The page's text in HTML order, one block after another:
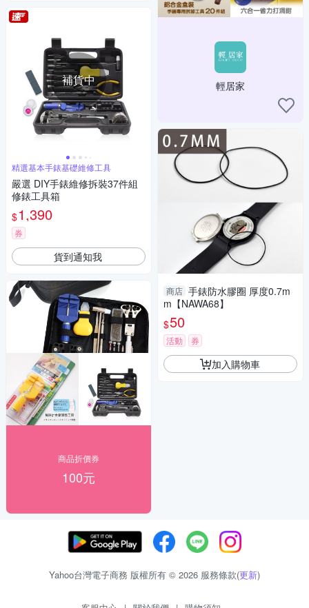
補貨中
精選基本手錶基礎維修工具
嚴選 DIY手錶維修拆裝37件組
修錶工具箱
$1,390
券
貨到通知我
商品折價券
100元
輕居家
商店 手錶防水膠圈 厚度0.7m
m【NAWA68】
$50
活動 券
加入購物車
Yahoo台灣電子商務 版權所有 © 2026 服務條款(更新)